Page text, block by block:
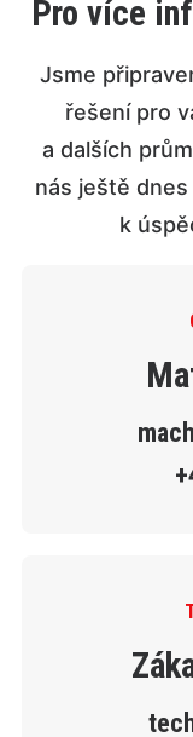
Pro více
Jsme
řešení pro
a dalších
nás ještě
k